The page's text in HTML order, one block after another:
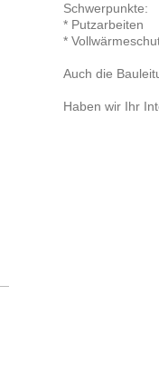
Schwerpunkte:
* Putzarbeiten
*
Auch die
Haben wir Ihr